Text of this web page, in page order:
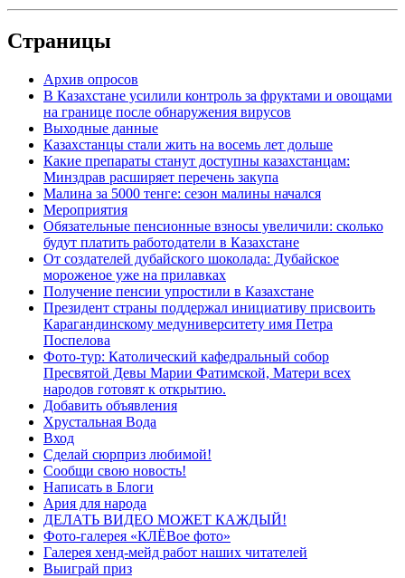
Страницы
Архив опросов
В Казахстане усилили контроль за фруктами и овощами
на границе после обнаружения вирусов
Выходные данные
Казахстанцы стали жить на восемь лет дольше
Какие препараты станут доступны казахстанцам:
Минздрав расширяет перечень закупа
Малина за 5000 тенге: сезон малины начался
Мероприятия
Обязательные пенсионные взносы увеличили: сколько
будут платить работодатели в Казахстане
От создателей дубайского шоколада: Дубайское
мороженое уже на прилавках
Получение пенсии упростили в Казахстане
Президент страны поддержал инициативу присвоить
Карагандинскому медуниверситету имя Петра
Поспелова
Фото-тур: Католический кафедральный собор
Пресвятой Девы Марии Фатимской, Матери всех
народов готовят к открытию.
Добавить объявления
Хрустальная Вода
Вход
Сделай сюрприз любимой!
Сообщи свою новость!
Написать в Блоги
Ария для народа
ДЕЛАТЬ ВИДЕО МОЖЕТ КАЖДЫЙ!
Фото-галерея «КЛЁВое фото»
Галерея хенд-мейд работ наших читателей
Выиграй приз